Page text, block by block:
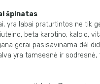
špinatas
yra labai praturtintos ne tik
beta karotino, kalcio,
gerai pasisavinama dėl
yra tamsesnė ir sodresnė,